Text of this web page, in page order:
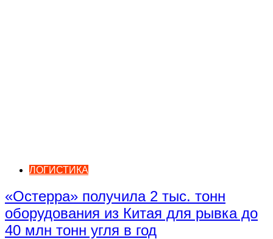
ЛОГИСТИКА
«Остерра» получила 2 тыс. тонн
оборудования из Китая для рывка до
40 млн тонн угля в год